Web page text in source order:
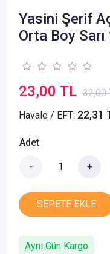
Yasini Şerif
Orta Boy
23,00 TL 32,00
Havale / EFT: 22,31
Adet
- +
SEPETE EKLE
Aynı Gün Kargo